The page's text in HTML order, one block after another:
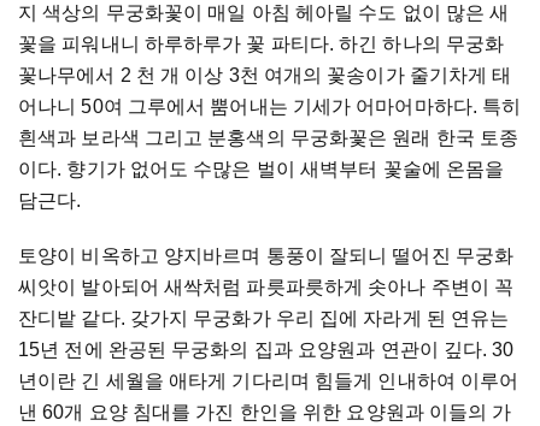
지
색상의 무궁화꽃이 매일 아침 헤아릴 수도 없이 많은 새
꽃을 피워내니 하루하루가 꽃 파티다.하긴 하나의 무궁화
꽃나무에서 2 천 개 이상 3천 여개의 꽃송이가 줄기차게 태
어나니 50여 그루에서 뿜어내는 기세가 어마어마하다. 특히
흰색과 보라색 그리고 분홍색의 무궁화꽃은 원래 한국 토종
이다. 향기가 없어도 수많은 벌이 새벽부터 꽃술에 온몸을
담근다.
토양이 비옥하고 양지바르며 통풍이 잘되니 떨어진 무궁화
씨앗이
발아되어 새싹처럼 파릇파릇하게 솟아나 주변이
꼭
잔디밭 같다. 갖가지 무궁화가 우리 집에 자라게 된 연유는
15년 전에 완공된 무궁화의 집과 요양원과 연관이 깊다. 30
년이란 긴 세월을 애타게 기다리며 힘들게 인내하여 이루어
낸 60개 요양 침대를 가진 한인을 위한 요양원과 이들의 가